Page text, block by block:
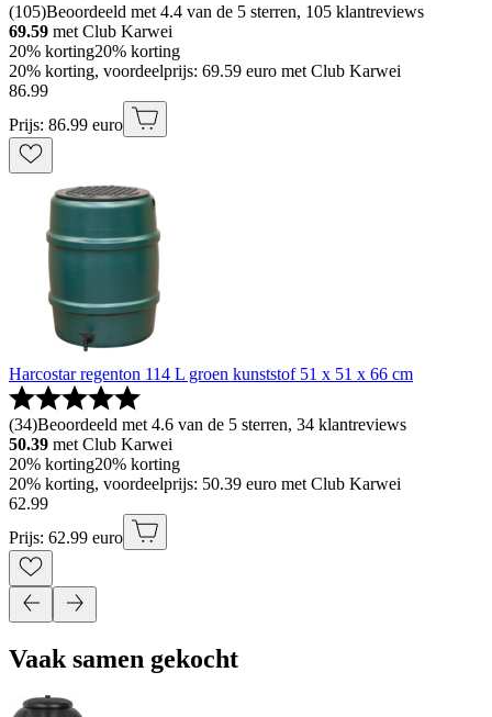
(105)Beoordeeld met 4.4 van de 5 sterren, 105 klantreviews
69.59 met Club Karwei
20% korting20% korting
20% korting, voordeelprijs: 69.59 euro met Club Karwei
86.99
Prijs: 86.99 euro
Harcostar regenton 114 L groen kunststof 51 x 51 x 66 cm
(34)Beoordeeld met 4.6 van de 5 sterren, 34 klantreviews
50.39 met Club Karwei
20% korting20% korting
20% korting, voordeelprijs: 50.39 euro met Club Karwei
62.99
Prijs: 62.99 euro
Vaak samen gekocht